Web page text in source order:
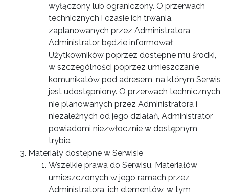
wyłączony lub ograniczony. O przerwach
technicznych i czasie ich trwania,
zaplanowanych przez Administratora,
Administrator będzie informował
Użytkowników poprzez dostępne mu środki,
w szczególności poprzez umieszczanie
komunikatów pod adresem, na którym Serwis
jest udostępniony. O przerwach technicznych
nie planowanych przez Administratora i
niezależnych od jego działań, Administrator
powiadomi niezwłocznie w dostępnym
trybie.
Materiały dostępne w Serwisie
Wszelkie prawa do Serwisu, Materiałów
umieszczonych w jego ramach przez
Administratora, ich elementów, w tym